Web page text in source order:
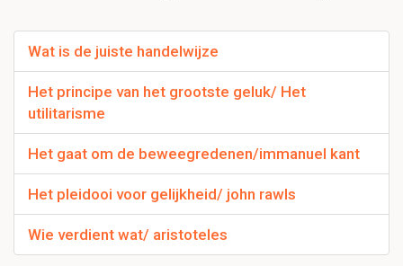
Wat is de juiste handelwijze
Het principe van het grootste geluk/ Het
utilitarisme
Het gaat om de beweegredenen/immanuel kant
Het pleidooi voor gelijkheid/ john rawls
Wie verdient wat/ aristoteles